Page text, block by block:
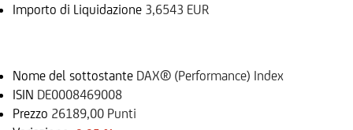
Importo di Liquidazione 3,6543 EUR
Nome del sottostante DAX® (Performance) Index
ISIN DE0008469008
Prezzo 26189,00 Punti